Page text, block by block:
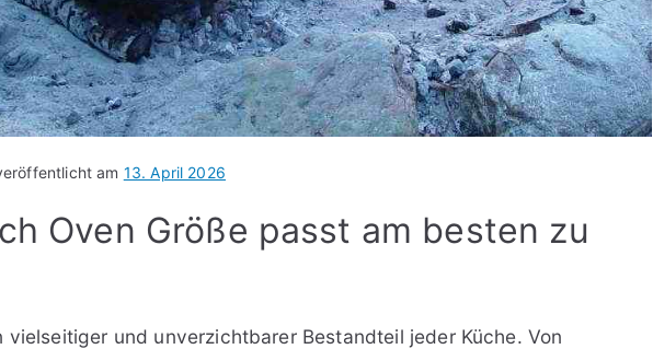
am 13. April 2026
Oven Größe passt am besten zu
vielseitiger und unverzichtbarer Bestandteil jeder Küche. Von